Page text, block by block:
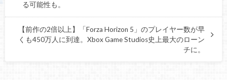
る可能性も。
【前作の2倍以上】「Forza Horizon 5」のプレイヤー数が早
くも450万人に到達。Xbox Game Studios史上最大のローン
チに。